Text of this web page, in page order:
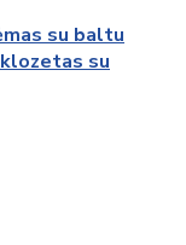
su baltu
su